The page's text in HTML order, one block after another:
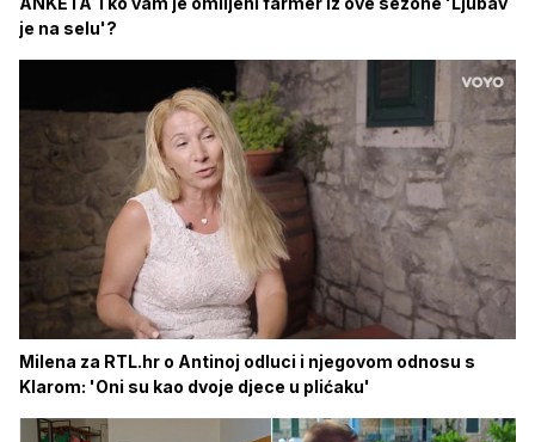
je na selu'?
Milena za RTL.hr o Antinoj odluci i njegovom odnosu s
Klarom: 'Oni su kao dvoje djece u plićaku'